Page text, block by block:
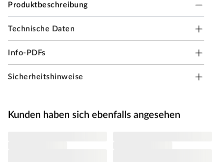
Produktbeschreibung
PALMAKO Carport "Robert" 11,7 m² grau
tauchimprägniert
Technische Daten
Info-PDFs
Sicherheitshinweise
Kunden haben sich ebenfalls angesehen